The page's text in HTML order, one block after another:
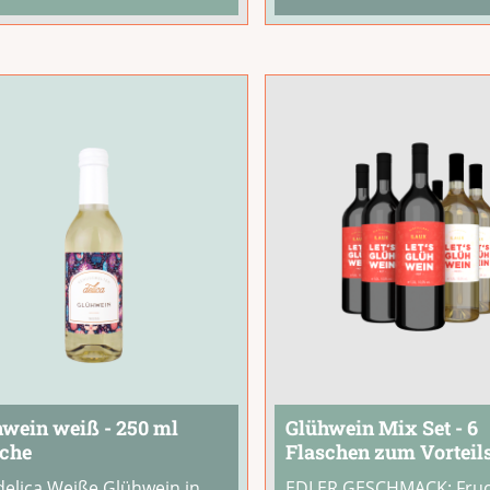
für den
roten Glühwein, dabei
weiß - 250 ml
Glühwein Mix Set - 6
Flaschen zum